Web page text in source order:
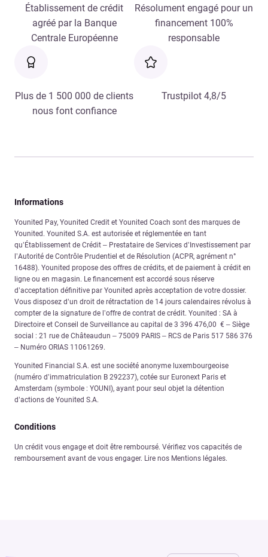
Établissement de crédit
agréé par la Banque
Centrale Européenne
Résolument engagé pour un
financement 100%
responsable
Plus de 1 500 000 de clients
nous font confiance
Trustpilot 4,8/5
Informations
Younited Pay, Younited Credit et Younited Coach sont des marques de
Younited. Younited S.A. est autorisée et réglementée en tant
qu’Établissement de Crédit – Prestataire de Services d’Investissement par
l’Autorité de Contrôle Prudentiel et de Résolution (ACPR, agrément n°
16488). Younited propose des offres de crédits, et de paiement à crédit en
ligne ou en magasin. Le financement est accordé sous réserve
d’acceptation définitive par Younited après acceptation de votre dossier.
Vous disposez d’un droit de rétractation de 14 jours calendaires révolus à
compter de la signature de l’offre de contrat de crédit. Younited : SA à
Directoire et Conseil de Surveillance au capital de 3 396 476,00 € – Siège
social : 21 rue de Châteaudun – 75009 PARIS – RCS de Paris 517 586 376
– Numéro ORIAS 11061269.
Younited Financial S.A. est une société anonyme luxembourgeoise
(numéro d’immatriculation B 292237), cotée sur Euronext Paris et
Amsterdam (symbole : YOUNI), ayant pour seul objet la détention
d’actions de Younited S.A.
Conditions
Un crédit vous engage et doit être remboursé. Vérifiez vos capacités de
remboursement avant de vous engager. Lire nos Mentions légales.